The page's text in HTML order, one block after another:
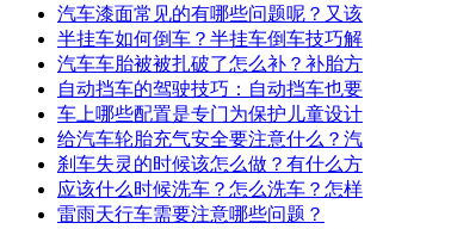
汽车漆面常见的有哪些问题呢？又该
半挂车如何倒车？半挂车倒车技巧解
汽车车胎被被扎破了怎么补？补胎方
自动挡车的驾驶技巧：自动挡车也要
车上哪些配置是专门为保护儿童设计
给汽车轮胎充气安全要注意什么？汽
刹车失灵的时候该怎么做？有什么方
应该什么时候洗车？怎么洗车？怎样
雷雨天行车需要注意哪些问题？